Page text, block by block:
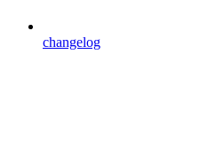
changelog